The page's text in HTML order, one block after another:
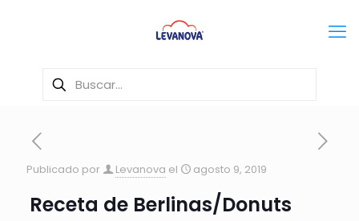
Publicado por Levanova el agosto 9, 2019
Receta de Berlinas/Donuts